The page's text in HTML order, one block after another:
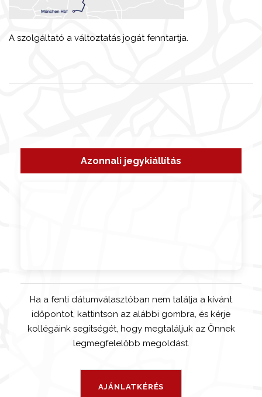
Azonnali jegykiállítás
Ha a fenti dátumválasztóban nem találja a kívánt
időpontot, kattintson az alábbi gombra, és kérje
kollégáink segítségét, hogy megtaláljuk az Önnek
legmegfelelőbb megoldást.
A szolgáltató a változtatás jogát fenntartja.